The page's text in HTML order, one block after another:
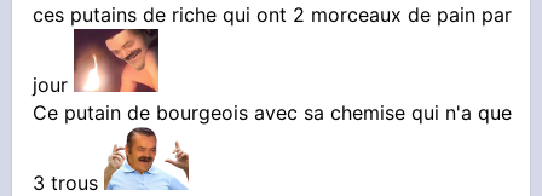
ces putains de riche qui ont 2 morceaux de pain par
jour
Ce putain de bourgeois avec sa chemise qui n'a que
3 trous